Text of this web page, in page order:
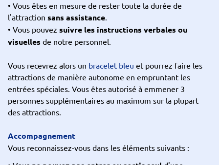
• Vous êtes en mesure de rester toute la durée de
l'attraction sans assistance.
• Vous pouvez suivre les instructions verbales ou
visuelles de notre personnel.
Vous recevrez alors un bracelet bleu et pourrez faire les
attractions de manière autonome en empruntant les
entrées spéciales. Vous êtes autorisé à emmener 3
personnes supplémentaires au maximum sur la plupart
des attractions.
Accompagnement
Vous reconnaissez-vous dans les éléments suivants :